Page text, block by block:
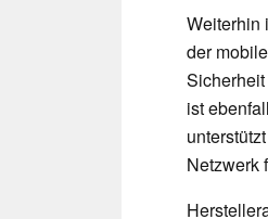
Weiterhin
der
ist
Netzwerk